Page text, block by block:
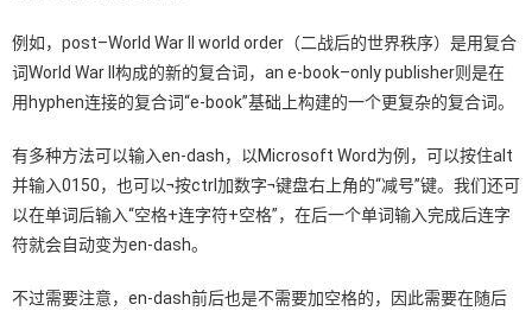
例如，post–World War II world order（二战后的世界秩序）是用复合
词World War II构成的新的复合词，an e-book–only publisher则是在
用hyphen连接的复合词“e-book”基础上构建的一个更复杂的复合词。
有多种方法可以输入en-dash，以Microsoft Word为例，可以按住alt
并输入0150，也可以¬按ctrl加数字¬键盘右上角的“减号”键。我们还可
以在单词后输入“空格+连字符+空格”，在后一个单词输入完成后连字
符就会自动变为en-dash。
不过需要注意，en-dash前后也是不需要加空格的，因此需要在随后